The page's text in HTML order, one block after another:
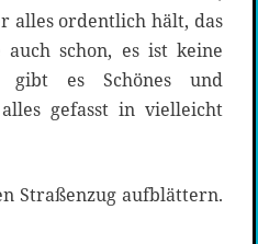
alles ordentlich hält, das
schon, es ist keine
gibt es Schönes und
gefasst in vielleicht
Straßenzug aufblättern.